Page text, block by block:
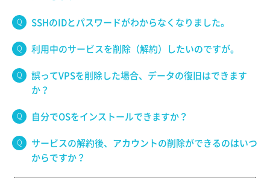
SSHのIDとパスワードがわからなくなりました。
利用中のサービスを削除（解約）したいのですが。
誤ってVPSを削除した場合、データの復旧はできます
か？
自分でOSをインストールできますか？
サービスの解約後、アカウントの削除ができるのはいつ
からですか？